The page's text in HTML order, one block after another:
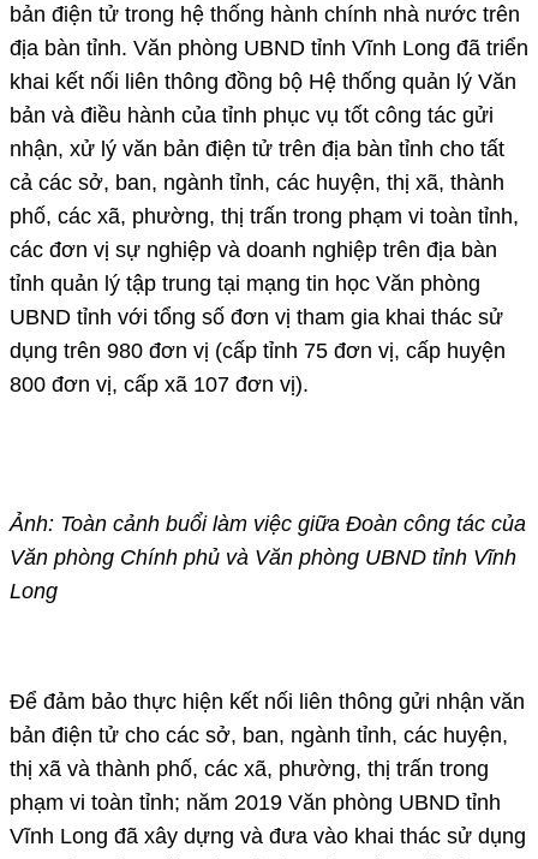
bản điện tử trong hệ thống hành chính nhà nước trên
địa bàn tỉnh. Văn phòng UBND tỉnh Vĩnh Long đã triển
khai kết nối liên thông đồng bộ Hệ thống quản lý Văn
bản và điều hành của tỉnh phục vụ tốt công tác gửi
nhận, xử lý văn bản điện tử trên địa bàn tỉnh cho tất
cả các sở, ban, ngành tỉnh, các huyện, thị xã, thành
phố, các xã, phường, thị trấn trong phạm vi toàn tỉnh,
các đơn vị sự nghiệp và doanh nghiệp trên địa bàn
tỉnh quản lý tập trung tại mạng tin học Văn phòng
UBND tỉnh với tổng số đơn vị tham gia khai thác sử
dụng trên 980 đơn vị (cấp tỉnh 75 đơn vị, cấp huyện
800 đơn vị, cấp xã 107 đơn vị).
Ảnh: Toàn cảnh buổi làm việc giữa Đoàn công tác của
Văn phòng Chính phủ và Văn phòng UBND tỉnh Vĩnh
Long
Để đảm bảo thực hiện kết nối liên thông gửi nhận văn
bản điện tử cho các sở, ban, ngành tỉnh, các huyện,
thị xã và thành phố, các xã, phường, thị trấn trong
phạm vi toàn tỉnh; năm 2019 Văn phòng UBND tỉnh
Vĩnh Long đã xây dựng và đưa vào khai thác sử dụng